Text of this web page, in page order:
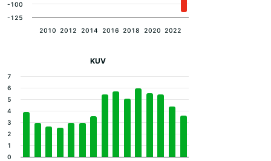
2010 2012 2014 2016 2018 2020 2022
-125
-100
KUV
0
1
2
3
4
5
6
7